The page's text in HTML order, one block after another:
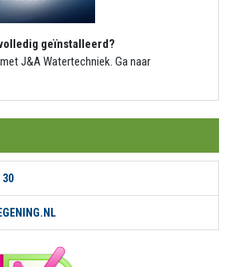
geïnstalleerd?
J&A Watertechniek. Ga naar
30